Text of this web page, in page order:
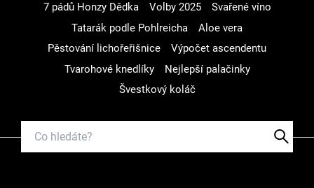
7 pádů Honzy Dědka
Volby 2025
Svařené víno
Tatarák podle Pohlreicha
Aloe vera
Pěstování lichořeřišnice
Výpočet ascendentu
Tvarohové knedlíky
Nejlepší palačinky
Švestkový koláč